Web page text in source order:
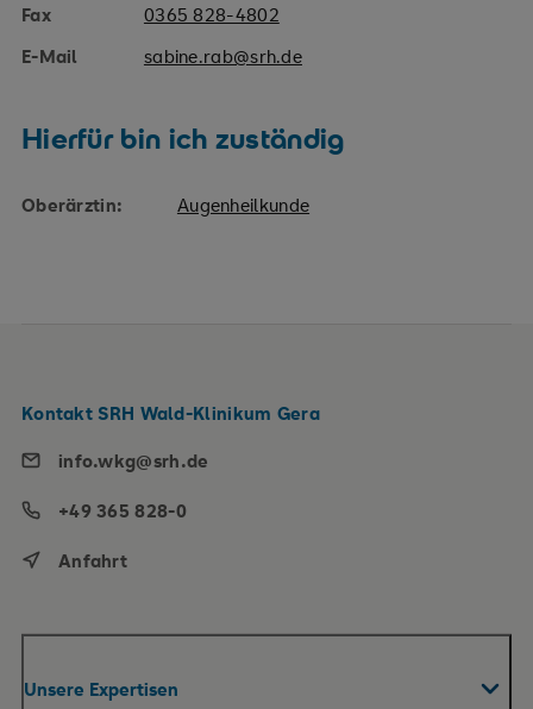
Fax
0365 828-4802
E-Mail
sabine.rab@srh.de
Hierfür bin ich zuständig
Oberärztin: Augenheilkunde
Unsere Expertisen
Kontakt SRH Wald-Klinikum Gera
info.wkg@srh.de
+49 365 828-0
Anfahrt